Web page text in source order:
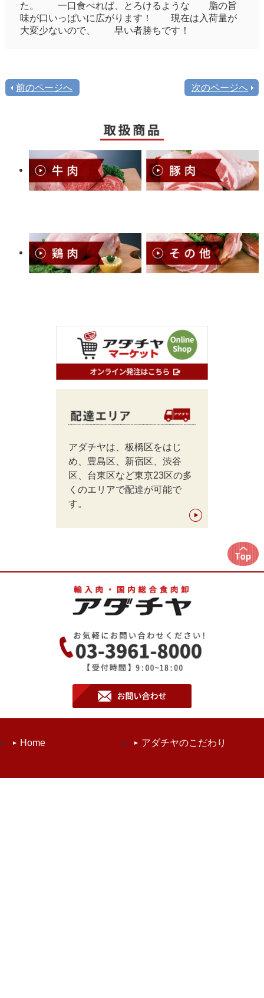
た。 一口食べれば、とろけるような 脂の旨
味が口いっぱいに広がります！ 現在は入荷量が
大変少ないので、 早い者勝ちです！
前のページへ 次のページへ
アダチヤは、板橋区をはじ
め、豊島区、新宿区、渋谷
区、台東区など東京23区の多
くのエリアで配達が可能で
す。
Home アダチヤのこだわり